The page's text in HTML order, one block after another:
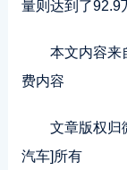
量则达到了92.9
本文内容来
费内容
文章版权归
汽车]所有